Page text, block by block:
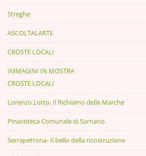
Streghe
ASCOLTALARTE
CROSTE LOCALI
IMMAGINI IN MOSTRA
CROSTE LOCALI
Lorenzo Lotto. Il Richiamo delle Marche
Pinacoteca Comunale di Sarnano
Serrapetrona- Il bello della ricostruzione